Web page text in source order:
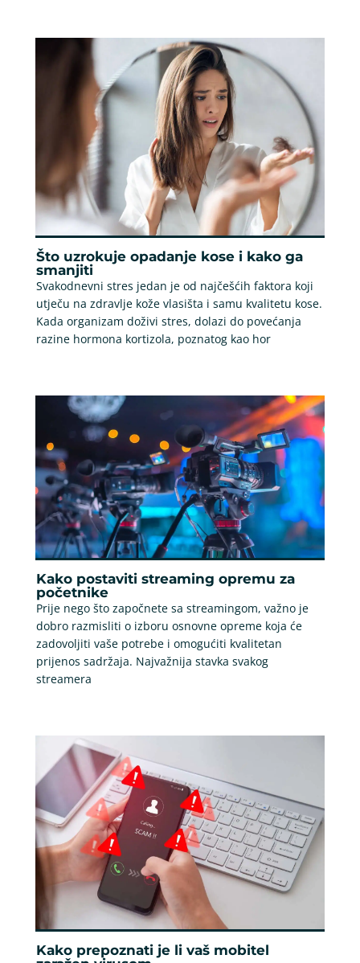
Što uzrokuje opadanje kose i kako ga
smanjiti
Svakodnevni stres jedan je od najčešćih faktora koji
utječu na zdravlje kože vlasišta i samu kvalitetu kose.
Kada organizam doživi stres, dolazi do povećanja
razine hormona kortizola, poznatog kao hor
Kako postaviti streaming opremu za
početnike
Prije nego što započnete sa streamingom, važno je
dobro razmisliti o izboru osnovne opreme koja će
zadovoljiti vaše potrebe i omogućiti kvalitetan
prijenos sadržaja. Najvažnija stavka svakog
streamera
Kako prepoznati je li vaš mobitel